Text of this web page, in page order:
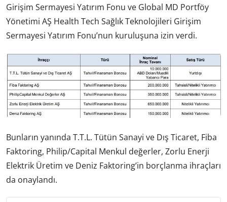
Girişim Sermayesi Yatırım Fonu ve Global MD Portföy
Yönetimi AŞ Health Tech Sağlık Teknolojileri Girişim
Sermayesi Yatırım Fonu’nun kuruluşuna izin verdi.
Bunların yanında T.T.L. Tütün Sanayi ve Dış Ticaret, Fiba
Faktoring, Philip/Capital Menkul değerler, Zorlu Enerji
Elektrik Üretim ve Deniz Faktoring’in borçlanma ihraçları
da onaylandı.